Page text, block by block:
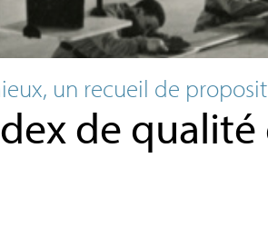
un recueil de
de qualité